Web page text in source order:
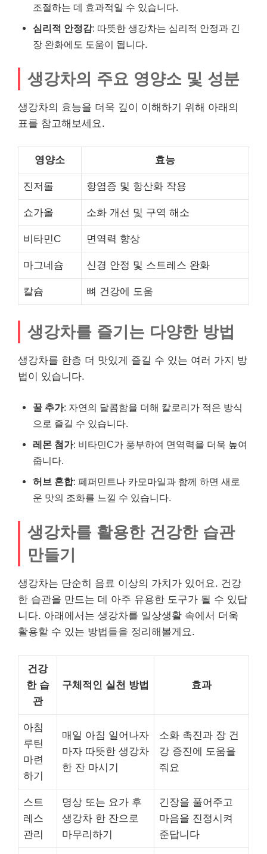
조절하는 데 효과적일 수 있습니다.
심리적 안정감: 따뜻한 생강차는 심리적 안정과 긴
장 완화에도 도움이 됩니다.
생강차의 주요 영양소 및 성분
생강차의 효능을 더욱 깊이 이해하기 위해 아래의
표를 참고해보세요.
영양소 효능
진저롤 항염증 및 항산화 작용
쇼가올 소화 개선 및 구역 해소
비타민C 면역력 향상
마그네슘 신경 안정 및 스트레스 완화
칼슘 뼈 건강에 도움
생강차를 즐기는 다양한 방법
생강차를 한층 더 맛있게 즐길 수 있는 여러 가지 방
법이 있습니다.
꿀 추가: 자연의 달콤함을 더해 칼로리가 적은 방식
으로 즐길 수 있습니다.
레몬 첨가: 비타민C가 풍부하여 면역력을 더욱 높여
줍니다.
허브 혼합: 페퍼민트나 카모마일과 함께 하면 새로
운 맛의 조화를 느낄 수 있습니다.
생강차를 활용한 건강한 습관
만들기
생강차는 단순히 음료 이상의 가치가 있어요. 건강
한 습관을 만드는 데 아주 유용한 도구가 될 수 있답
니다. 아래에서는 생강차를 일상생활 속에서 더욱
활용할 수 있는 방법들을 정리해볼게요.
건강
한 습
관
구체적인 실천 방법 효과
아침
루틴
마련
하기
매일 아침 일어나자
마자 따뜻한 생강차
한 잔 마시기
소화 촉진과 장 건
강 증진에 도움을
줘요
스트
레스
관리
명상 또는 요가 후
생강차 한 잔으로
마무리하기
긴장을 풀어주고
마음을 진정시켜
준답니다